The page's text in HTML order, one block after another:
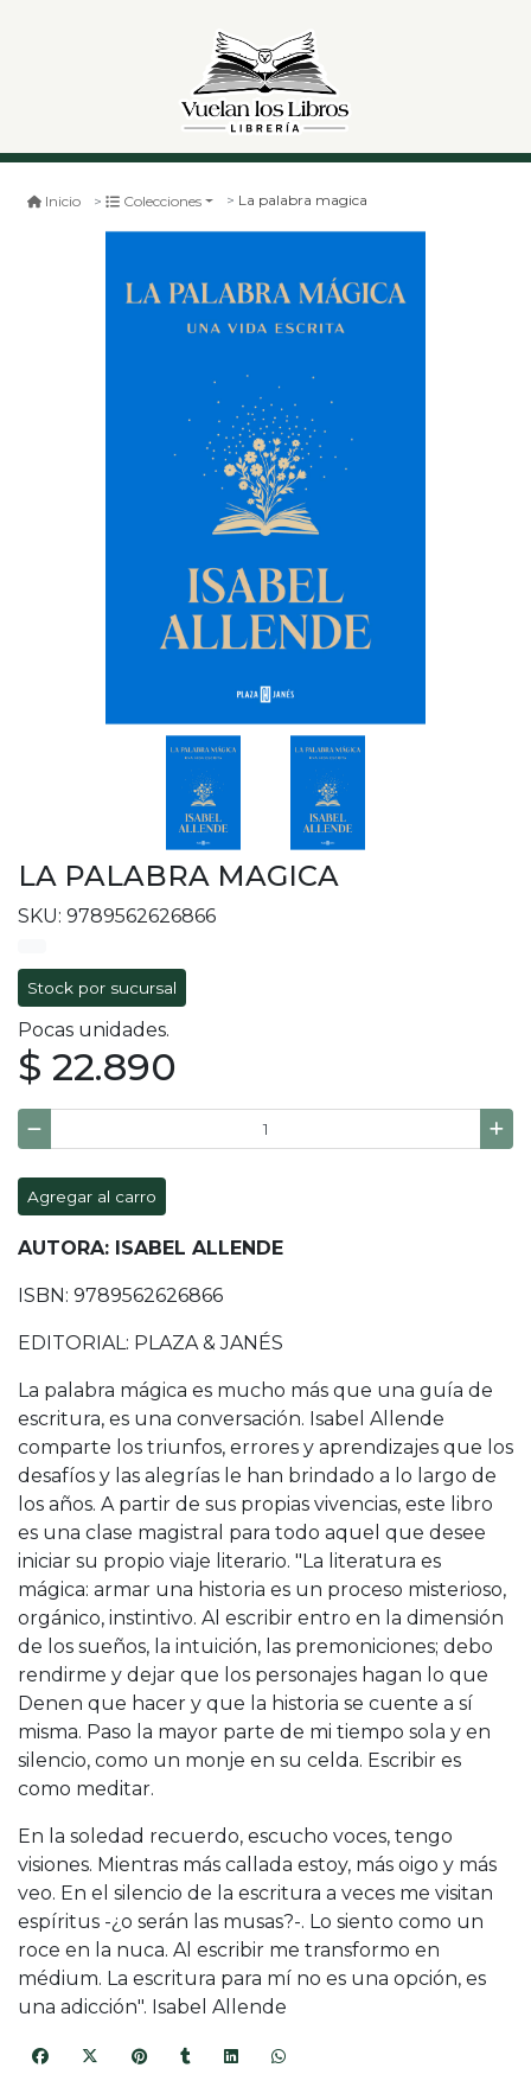
Inicio Colecciones La palabra magica
LA PALABRA MAGICA
SKU: 9789562626866
Stock por sucursal
Pocas unidades.
$ 22.890
Agregar al carro
AUTORA: ISABEL ALLENDE
ISBN: 9789562626866
EDITORIAL: PLAZA & JANÉS
La palabra mágica es mucho más que una guía de
escritura, es una conversación. Isabel Allende
comparte los triunfos, errores y aprendizajes que los
desafíos y las alegrías le han brindado a lo largo de
los años. A partir de sus propias vivencias, este libro
es una clase magistral para todo aquel que desee
iniciar su propio viaje literario. "La literatura es
mágica: armar una historia es un proceso misterioso,
orgánico, instintivo. Al escribir entro en la dimensión
de los sueños, la intuición, las premoniciones; debo
rendirme y dejar que los personajes hagan lo que
Denen que hacer y que la historia se cuente a sí
misma. Paso la mayor parte de mi tiempo sola y en
silencio, como un monje en su celda. Escribir es
como meditar.
En la soledad recuerdo, escucho voces, tengo
visiones. Mientras más callada estoy, más oigo y más
veo. En el silencio de la escritura a veces me visitan
espíritus -¿o serán las musas?-. Lo siento como un
roce en la nuca. Al escribir me transformo en
médium. La escritura para mí no es una opción, es
una adicción". Isabel Allende